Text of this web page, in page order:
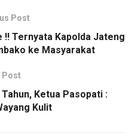
e
Post
!! Ternyata Kapolda Jateng
ke Masyarakat
Post
Ketua Pasopati :
Kulit